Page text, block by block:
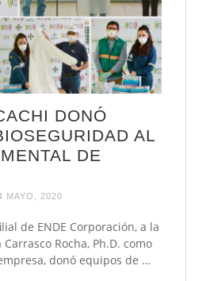
DONÓ
AL
DE
MAYO, 2020
de ENDE Corporación, a la
Rocha, Ph.D. como
donó equipos de …